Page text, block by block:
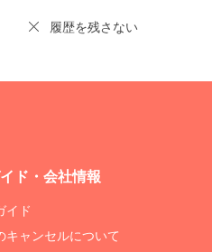
履歴を残さない
ド・会社情報
イド
キャンセルについて